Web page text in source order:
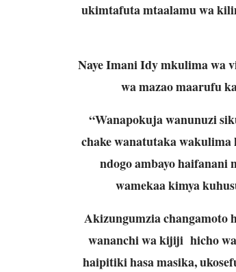
ukimtafuta mtaalamu wa
Naye Imani Idy mkulima wa
wa mazao maarufu
“Wanapokuja wanunuzi
chake wanatutaka wakulima
ndogo ambayo haifanani
wamekaa kimya
Akizungumzia changamoto
wananchi wa kijiji hicho
haipitiki hasa masika,